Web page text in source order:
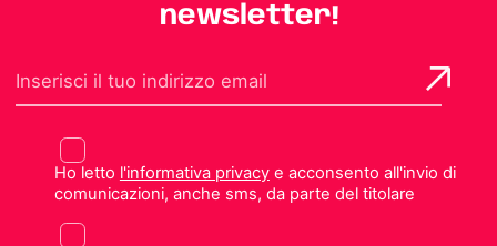
newsletter!
Ho letto l'informativa privacye acconsento all'invio di
comunicazioni, anche sms, da parte del titolare